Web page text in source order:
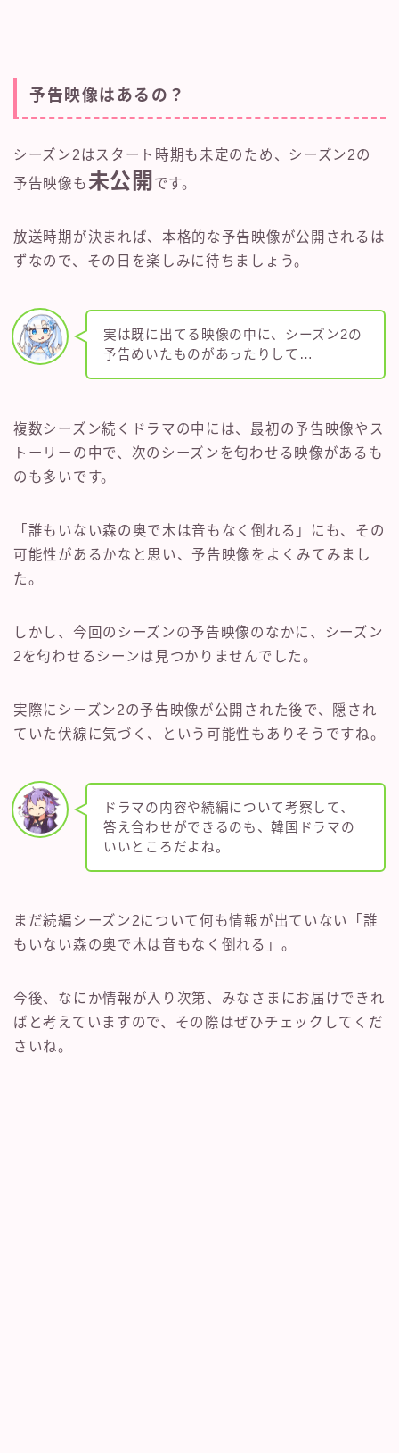
予告映像はあるの？
シーズン2はスタート時期も未定のため、シーズン2の
予告映像も 未公開 です。
放送時期が決まれば、本格的な予告映像が公開されるは
ずなので、その日を楽しみに待ちましょう。
実は既に出てる映像の中に、シーズン2の
予告めいたものがあったりして…
複数シーズン続くドラマの中には、最初の予告映像やス
トーリーの中で、次のシーズンを匂わせる映像があるも
のも多いです。
「誰もいない森の奥で木は音もなく倒れる」にも、その
可能性があるかなと思い、予告映像をよくみてみまし
た。
しかし、今回のシーズンの予告映像のなかに、シーズン
2を匂わせるシーンは見つかりませんでした。
実際にシーズン2の予告映像が公開された後で、隠され
ていた伏線に気づく、という可能性もありそうですね。
ドラマの内容や続編について考察して、
答え合わせができるのも、韓国ドラマの
いいところだよね。
まだ続編シーズン2について何も情報が出ていない「誰
もいない森の奥で木は音もなく倒れる」。
今後、なにか情報が入り次第、みなさまにお届けできれ
ばと考えていますので、その際はぜひチェックしてくだ
さいね。